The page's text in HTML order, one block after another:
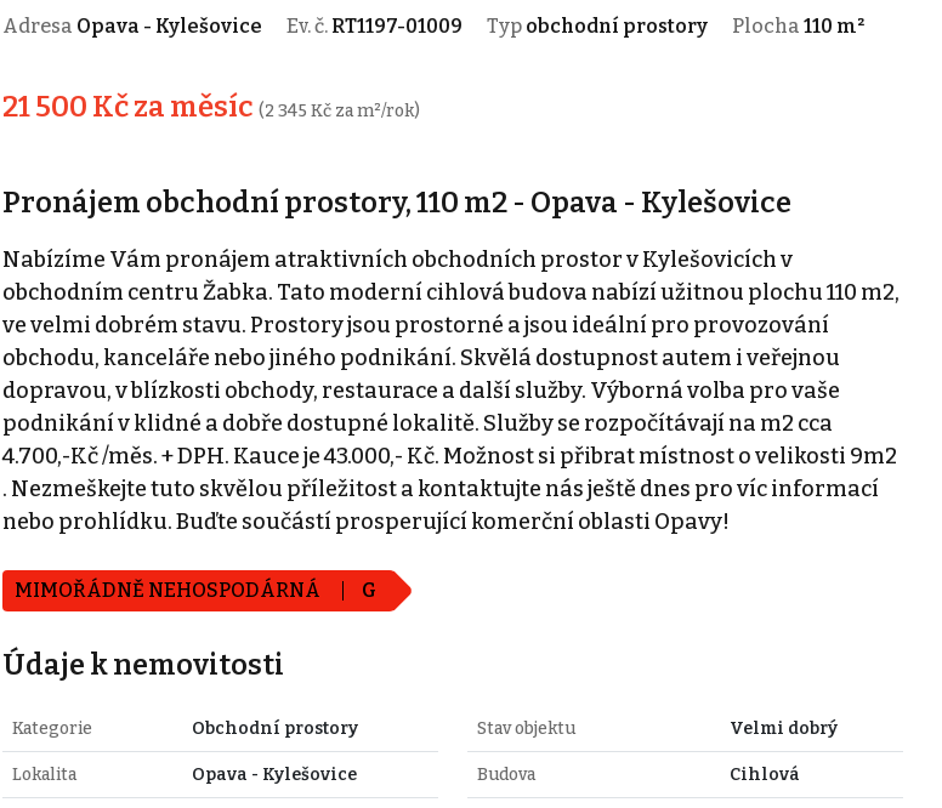
Adresa Opava - Kylešovice Ev. č. RT1197-01009 Typ obchodní prostory Plocha 110 m²
21 500 Kč za měsíc (2 345 Kč za m²/rok)
Pronájem obchodní prostory, 110 m2 - Opava - Kylešovice
Nabízíme Vám pronájem atraktivních obchodních prostor v Kylešovicích v
obchodním centru Žabka. Tato moderní cihlová budova nabízí užitnou plochu 110 m2,
ve velmi dobrém stavu. Prostory jsou prostorné a jsou ideální pro provozování
obchodu, kanceláře nebo jiného podnikání. Skvělá dostupnost autem i veřejnou
dopravou, v blízkosti obchody, restaurace a další služby. Výborná volba pro vaše
podnikání v klidné a dobře dostupné lokalitě. Služby se rozpočítávají na m2 cca
4.700,-Kč /měs. + DPH. Kauce je 43.000,- Kč. Možnost si přibrat místnost o velikosti 9m2
. Nezmeškejte tuto skvělou příležitost a kontaktujte nás ještě dnes pro víc informací
nebo prohlídku. Buďte součástí prosperující komerční oblasti Opavy!
MIMOŘÁDNĚ NEHOSPODÁRNÁ G
Údaje k nemovitosti
Kategorie Obchodní prostory
Lokalita Opava - Kylešovice
Stav objektu Velmi dobrý
Budova Cihlová